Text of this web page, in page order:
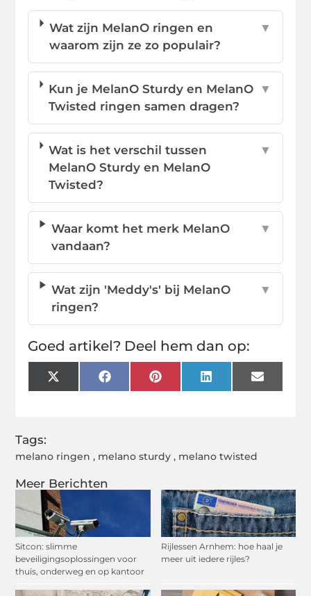
Meer Berichten
Sitcon: slimme
beveiligingsoplossingen voor
thuis, onderweg en op kantoor
Rijlessen Arnhem: hoe haal je
meer uit iedere rijles?
Wat zijn MelanO ringen en
waarom zijn ze zo populair?
▼
Kun je MelanO Sturdy en MelanO
Twisted ringen samen dragen?
▼
Wat is het verschil tussen
MelanO Sturdy en MelanO
Twisted?
▼
Waar komt het merk MelanO
vandaan?
▼
Wat zijn 'Meddy's' bij MelanO
ringen?
▼
Goed artikel? Deel hem dan op:
X
(Twitter)
FacebookPinterestLinkedInEmail
Tags:
melano ringen , melano sturdy , melano twisted